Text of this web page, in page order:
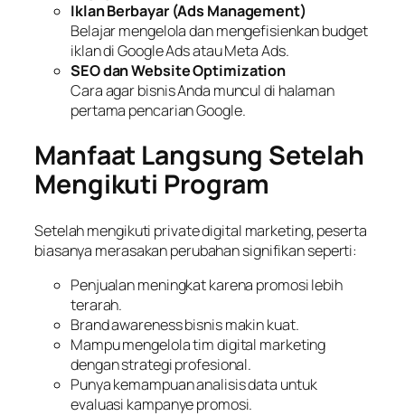
Iklan Berbayar (Ads Management)
Belajar mengelola dan mengefisienkan budget
iklan di Google Ads atau Meta Ads.
SEO dan Website Optimization
Cara agar bisnis Anda muncul di halaman
pertama pencarian Google.
Manfaat Langsung Setelah
Mengikuti Program
Setelah mengikuti private digital marketing, peserta
biasanya merasakan perubahan signifikan seperti:
Penjualan meningkat karena promosi lebih
terarah.
Brand awareness bisnis makin kuat.
Mampu mengelola tim digital marketing
dengan strategi profesional.
Punya kemampuan analisis data untuk
evaluasi kampanye promosi.